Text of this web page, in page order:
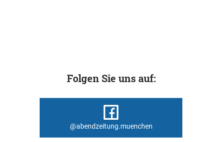
Folgen Sie uns auf:
@abendzeitung.muenchen